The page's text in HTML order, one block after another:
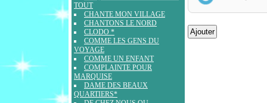
TOUT
CHANTE MON VILLAGE
CHANTONS LE NORD
CLODO *
COMME LES GENS DU
VOYAGE
COMME UN ENFANT
COMPLAINTE POUR
MARQUISE
DAME DES BEAUX
QUARTIERS*